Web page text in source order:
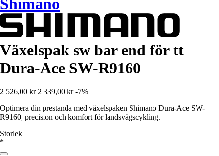
Shimano
Växelspak sw bar end för tt
Dura-Ace SW-R9160
2 526,00 kr 2 339,00 kr -7%
Optimera din prestanda med växelspaken Shimano Dura-Ace SW-
R9160, precision och komfort för landsvägscykling.
Storlek
*